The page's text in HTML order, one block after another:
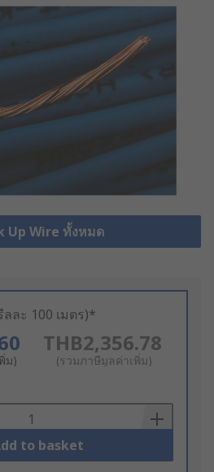
Up Wire ทั้งหมด
ละ 100 เมตร)*
ม)
THB2,356.78
(รวมภาษีมูลค่าเพิ่ม)
to basket